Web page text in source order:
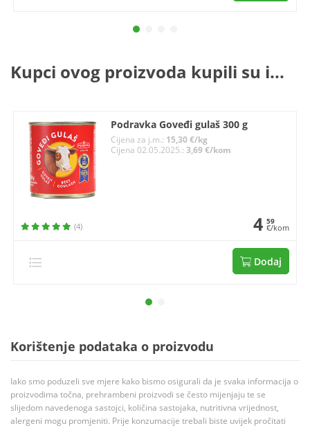
Kupci ovog proizvoda kupili su i...
Podravka Goveđi gulaš 300 g
Cijena za j.m.: 15,30 €/kg
Cijena 02.05.2025.:3,69 €/kom
(4) 4 59
€/kom
Dodaj
Korištenje podataka o proizvodu
Iako smo poduzeli sve mjere kako bismo osigurali da je svaka informacija o
proizvodima točna, prehrambeni proizvodi se često mijenjaju te se
slijedom navedenoga sastojci, količina sastojaka, nutritivna vrijednost,
alergeni mogu promjeniti. Prije konzumacije trebali biste uvijek pročitati